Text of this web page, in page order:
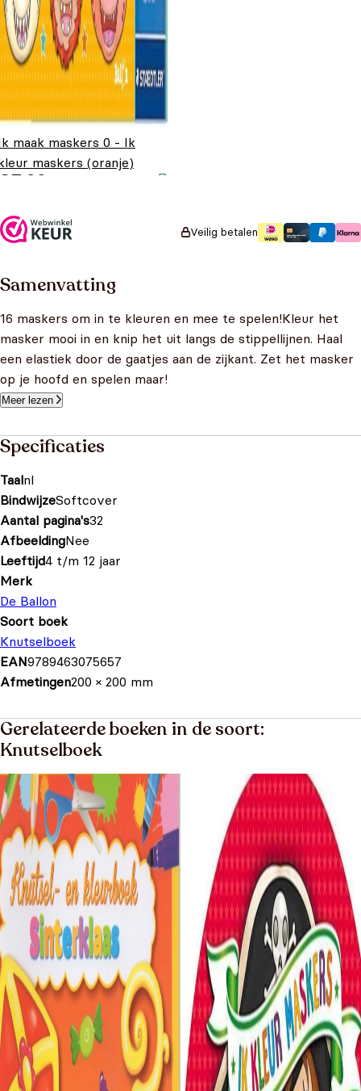
maak maskers 0 - Ik
maskers (oranje)
7,99
Veilig betalen
Samenvatting
16 maskers om in te kleuren en mee te spelen!Kleur het
masker mooi in en knip het uit langs de stippellijnen. Haal
een elastiek door de gaatjes aan de zijkant. Zet het masker
op je hoofd en spelen maar!
Meer lezen
Specificaties
Taalnl
BindwijzeSoftcover
Aantal pagina's32
AfbeeldingNee
Leeftijd4 t/m 12 jaar
Merk
De Ballon
Soort boek
Knutselboek
EAN9789463075657
Afmetingen200 × 200 mm
Gerelateerde boeken in de soort:
Knutselboek